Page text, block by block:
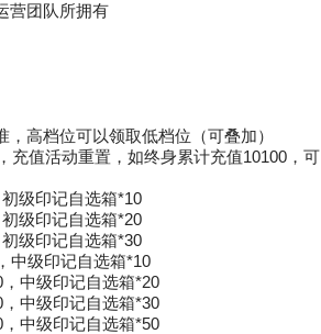
营团队所拥有
高档位可以领取低档位（可叠加）
充值活动重置，如终身累计充值10100，可
级印记自选箱*10
级印记自选箱*20
级印记自选箱*30
中级印记自选箱*10
中级印记自选箱*20
中级印记自选箱*30
中级印记自选箱*50